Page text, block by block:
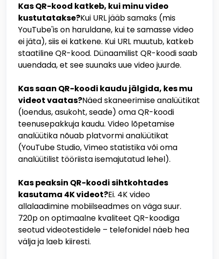
Kas QR-kood katkeb, kui minu video
kustutatakse?Kui URL jääb samaks (mis
YouTube'is on haruldane, kui te samasse video
ei jäta), siis ei katkene. Kui URL muutub, katkeb
staatiline QR-kood. Dünaamilist QR-koodi saab
uuendada, et see suunaks uue video juurde.
Kas saan QR-koodi kaudu jälgida, kes mu
videot vaatas?Näed skaneerimise analüütikat
(loendus, asukoht, seade) oma QR-koodi
teenusepakkuja kaudu. Video lõpetamise
analüütika nõuab platvormi analüütikat
(YouTube Studio, Vimeo statistika või oma
analüütilist tööriista isemajutatud lehel).
Kas peaksin QR-koodi sihtkohtades
kasutama 4K videot?Ei. 4K video
allalaadimine mobiilseadmes on väga suur.
720p on optimaalne kvaliteet QR-koodiga
seotud videotestidele – telefonidel näeb hea
välja ja laeb kiiresti.